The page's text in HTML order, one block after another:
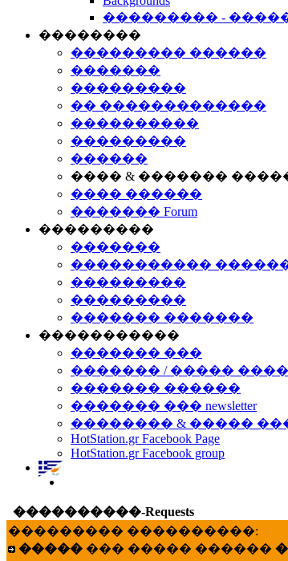
��������� -
��������
��������� ������
�������
���������
�� �������������
����������
���������
������
���� & �������
���� ������
������� Forum
���������
�������
�����������
���������
���������
������� �������
�����������
������� ���
������� / �����
������� ������
������� ��� newsletter
�������� & �����
HotStation.gr Facebook Page
HotStation.gr Facebook group
����������-Requests
��������� ����������:
����� ��� ����� ������